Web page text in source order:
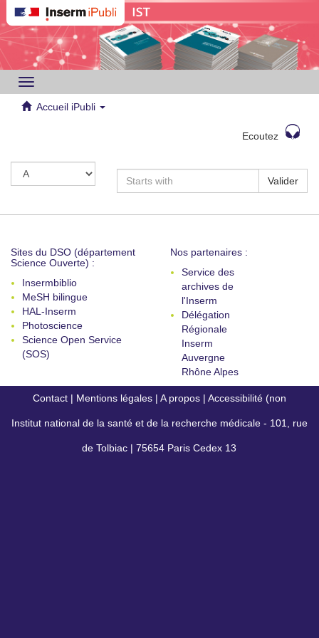
Toggle
navigation
Accueil iPubli
Ecoutez
Valider
Sites du DSO (département
Science Ouverte) :
Insermbiblio
MeSH bilingue
HAL-Inserm
Photoscience
Science Open Service
(SOS)
Nos partenaires :
Service des
archives de
l'Inserm
Délégation
Régionale
Inserm
Auvergne
Rhône Alpes
Contact | Mentions légales | A propos | Accessibilité (non
conforme)
Institut national de la santé et de la recherche médicale - 101, rue
de Tolbiac | 75654 Paris Cedex 13